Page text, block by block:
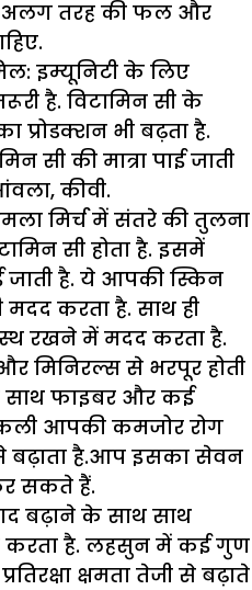
तरह की फल और
इम्यूनिटी के लिए
है. विटामिन सी के
प्रोडक्शन भी बढ़ता है.
सी की मात्रा पाई जाती
कीवी.
मिर्च में संतरे की तुलना
सी होता है. इसमें
जाती है. ये आपकी स्किन
करता है. साथ ही
रखने में मदद करता है.
मिनिरल्स से भरपूर होती
साथ फाइबर और कई
आपकी कमजोर रोग
से बढ़ाता है.आप इसका सेवन
सकते हैं.
बढ़ाने के साथ साथ
करता है. लहसुन में कई गुण
क्षमता तेजी से बढ़ाते